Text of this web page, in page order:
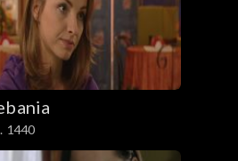
1440